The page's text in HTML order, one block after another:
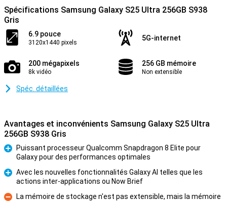
Spécifications Samsung Galaxy S25 Ultra 256GB S938
Gris
6.9 pouce
3120x1440 pixels
5G-internet
200 mégapixels
8k vidéo
256 GB mémoire
Non extensible
Spéc. détaillées
Avantages et inconvénients Samsung Galaxy S25 Ultra
256GB S938 Gris
Pour
Puissant processeur Qualcomm Snapdragon 8 Elite pour
Galaxy pour des performances optimales
Pour
Avec les nouvelles fonctionnalités Galaxy AI telles que les
actions inter-applications ou Now Brief
La mémoire de stockage n'est pas extensible, mais la mémoire